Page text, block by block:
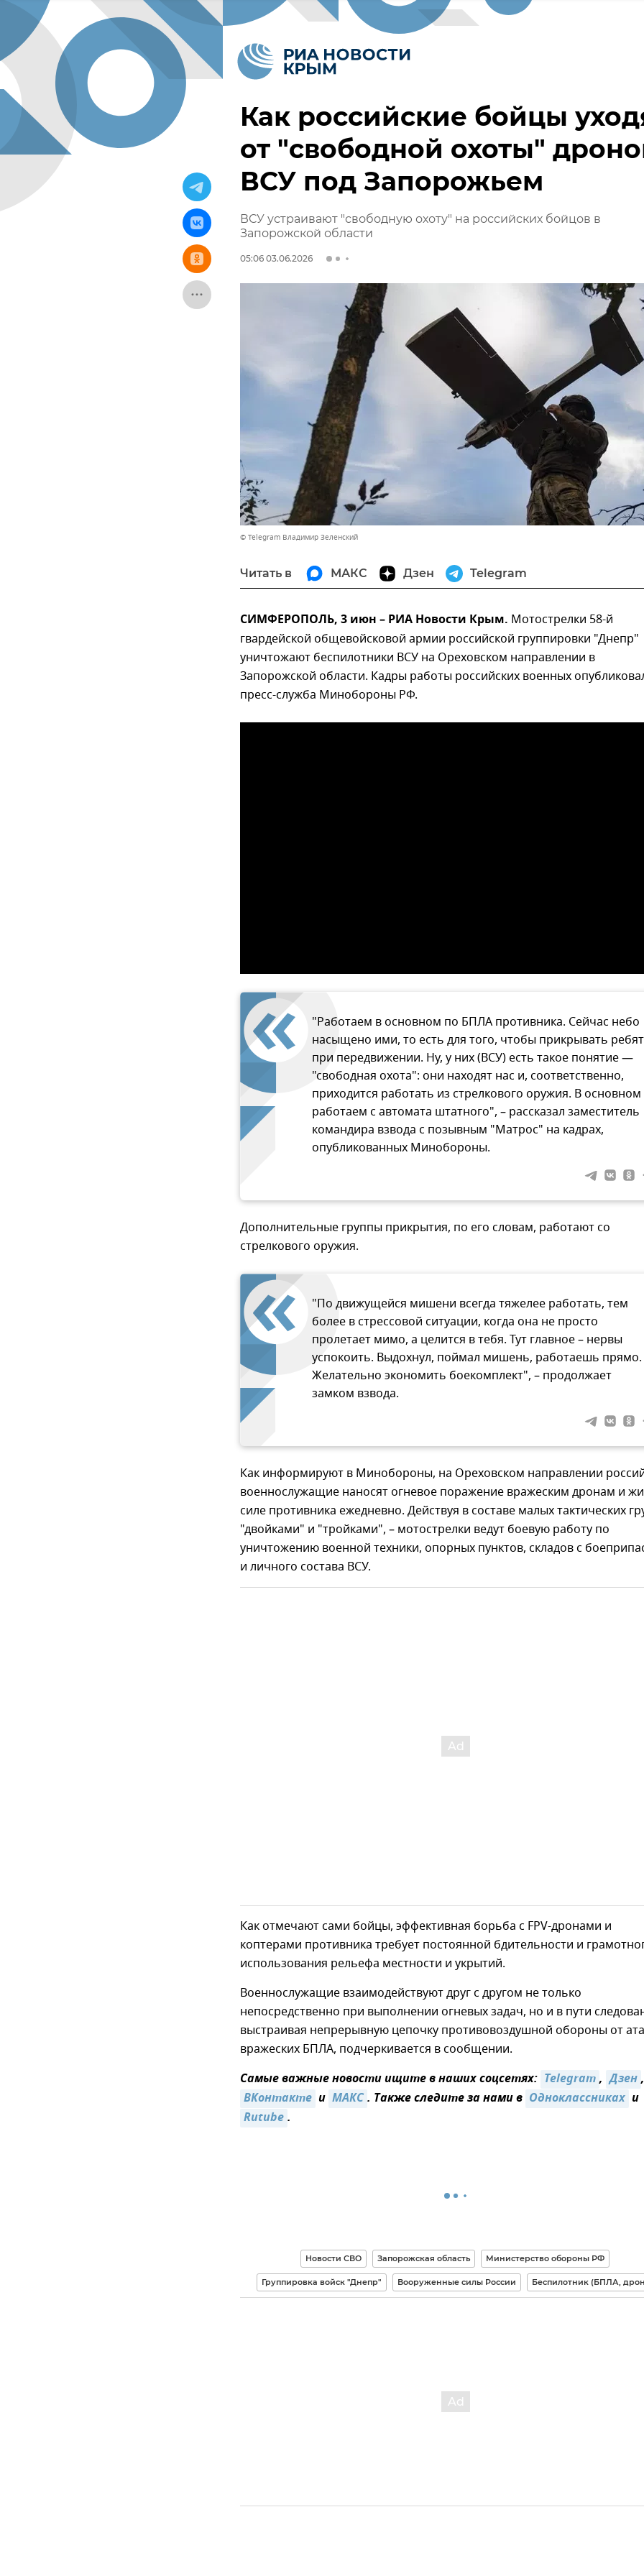
Как российские бойцы
от "свободной охоты"
ВСУ под Запорожьем
ВСУ устраивают "свободную охоту" на российских бойцов в
Запорожской области
05:06 03.06.2026
© Telegram Владимир Зеленский
Читать в МАКС Дзен Telegram
СИМФЕРОПОЛЬ, 3 июн – РИА Новости Крым. Мотострелки 58-й
гвардейской общевойсковой армии российской группировки "Днепр"
уничтожают беспилотники ВСУ на Ореховском направлении в
Запорожской области. Кадры работы российских военных
пресс-служба Минобороны РФ.
"Работаем в основном по БПЛА противника. Сейчас небо
насыщено ими, то есть для того, чтобы прикрывать ребят
при передвижении. Ну, у них (ВСУ) есть такое понятие —
"свободная охота": они находят нас и, соответственно,
приходится работать из стрелкового оружия. В основном
работаем с автомата штатного", – рассказал заместитель
командира взвода с позывным "Матрос" на кадрах,
опубликованных Минобороны.
Дополнительные группы прикрытия, по его словам, работают со
стрелкового оружия.
"По движущейся мишени всегда тяжелее работать, тем
более в стрессовой ситуации, когда она не просто
пролетает мимо, а целится в тебя. Тут главное – нервы
успокоить. Выдохнул, поймал мишень, работаешь прямо.
Желательно экономить боекомплект", – продолжает
замком взвода.
Как информируют в Минобороны, на Ореховском направлении
военнослужащие наносят огневое поражение вражеским дронам и
силе противника ежедневно. Действуя в составе малых тактических
"двойками" и "тройками", – мотострелки ведут боевую работу по
уничтожению военной техники, опорных пунктов, складов с
и личного состава ВСУ.
Как отмечают сами бойцы, эффективная борьба с FPV-дронами и
коптерами противника требует постоянной бдительности и
использования рельефа местности и укрытий.
Военнослужащие взаимодействуют друг с другом не только
непосредственно при выполнении огневых задач, но и в пути
выстраивая непрерывную цепочку противовоздушной обороны от
вражеских БПЛА, подчеркивается в сообщении.
Самые важные новости ищите в наших соцсетях: Telegram, Дзен,
ВКонтакте и MAКС. Также следите за нами в Одноклассниках и
Rutube.
Новости СВО Запорожская область Министерство обороны РФ
Группировка войск "Днепр" Вооруженные силы России Беспилотник (БПЛА,